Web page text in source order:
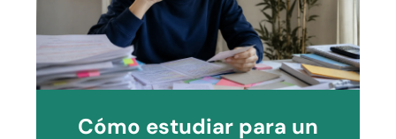
Cómo estudiar para un